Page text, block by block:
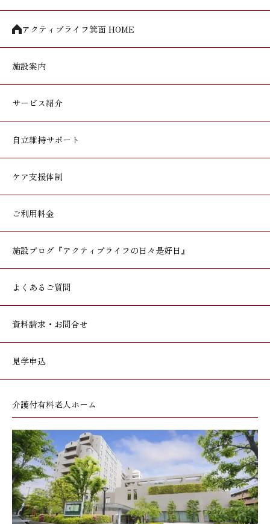
アクティブライフ箕面 HOME
施設案内
サービス紹介
自立維持サポート
ケア支援体制
ご利用料金
施設ブログ 『アクティブライフの日々是好日』
よくあるご質問
資料請求・お問合せ
見学申込
介護付有料老人ホーム